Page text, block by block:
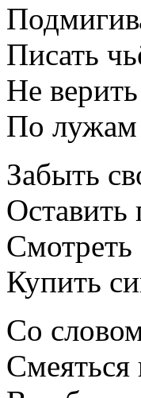
Писать
Не
По лужам
Забыть
Оставить
Смотреть
Купить
Со
Смеяться